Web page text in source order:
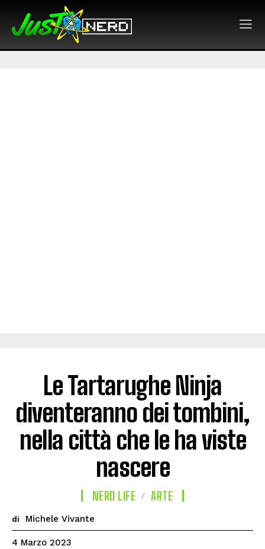
Le Tartarughe Ninja
diventeranno dei tombini,
nella città che le ha viste
nascere
NERD LIFE ARTE
di Michele Vivante
4 Marzo 2023